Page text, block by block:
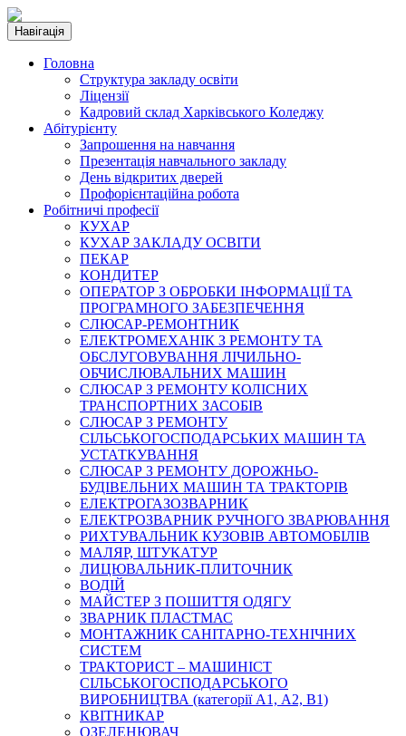
Навігація
Головна
Структура закладу освіти
Ліцензії
Кадровий склад Харківського Коледжу
Абітурієнту
Запрошення на навчання
Презентація навчального закладу
День відкритих дверей
Профорієнтаційна робота
Робітничі професії
КУХАР
КУХАР ЗАКЛАДУ ОСВІТИ
ПЕКАР
КОНДИТЕР
ОПЕРАТОР З ОБРОБКИ ІНФОРМАЦІЇ ТА
ПРОГРАМНОГО ЗАБЕЗПЕЧЕННЯ
СЛЮСАР-РЕМОНТНИК
ЕЛЕКТРОМЕХАНІК З РЕМОНТУ ТА
ОБСЛУГОВУВАННЯ ЛІЧИЛЬНО-
ОБЧИСЛЮВАЛЬНИХ МАШИН
СЛЮСАР З РЕМОНТУ КОЛІСНИХ
ТРАНСПОРТНИХ ЗАСОБІВ
СЛЮСАР З РЕМОНТУ
СІЛЬСЬКОГОСПОДАРСЬКИХ МАШИН ТА
УСТАТКУВАННЯ
СЛЮСАР З РЕМОНТУ ДОРОЖНЬО-
БУДІВЕЛЬНИХ МАШИН ТА ТРАКТОРІВ
ЕЛЕКТРОГАЗОЗВАРНИК
ЕЛЕКТРОЗВАРНИК РУЧНОГО ЗВАРЮВАННЯ
РИХТУВАЛЬНИК КУЗОВІВ АВТОМОБІЛІВ
МАЛЯР, ШТУКАТУР
ЛИЦЮВАЛЬНИК-ПЛИТОЧНИК
ВОДІЙ
МАЙСТЕР З ПОШИТТЯ ОДЯГУ
ЗВАРНИК ПЛАСТМАС
МОНТАЖНИК САНІТАРНО-ТЕХНІЧНИХ
СИСТЕМ
ТРАКТОРИСТ – МАШИНІСТ
СІЛЬСЬКОГОСПОДАРСЬКОГО
ВИРОБНИЦТВА (категорії А1, А2, В1)
КВІТНИКАР
ОЗЕЛЕНЮВАЧ